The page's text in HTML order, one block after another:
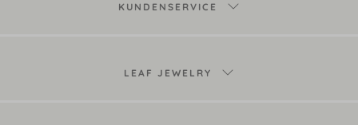
KUNDENSERVICE
LEAF JEWELRY